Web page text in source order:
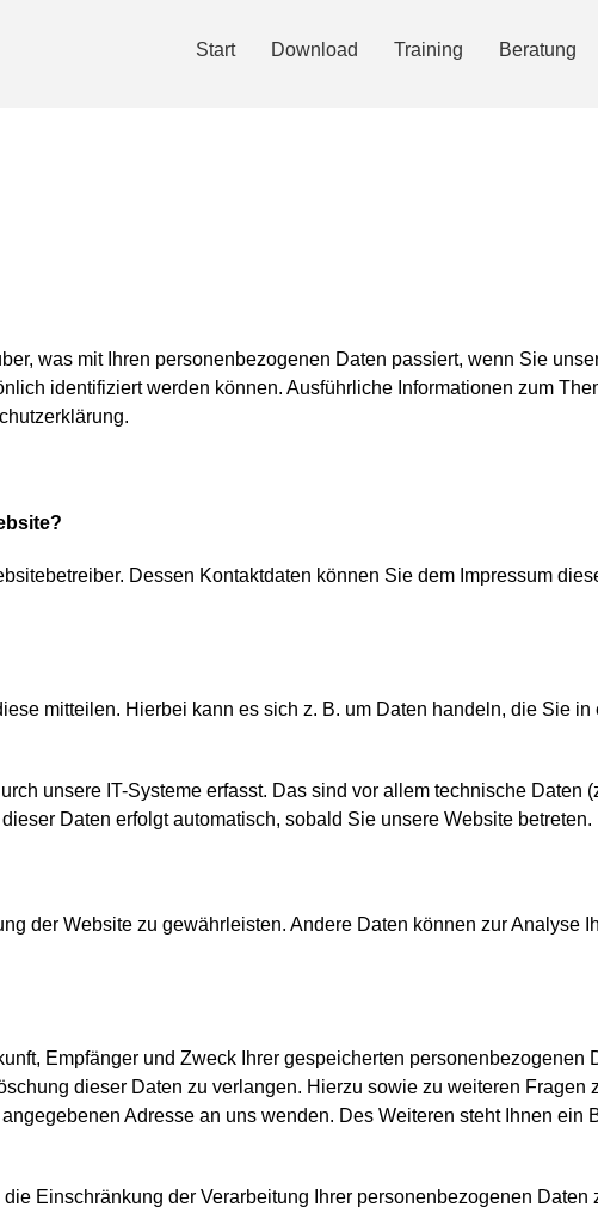
Start Download Training Beratung
was mit Ihren personenbezogenen Daten passiert, wenn Sie
identifiziert werden können. Ausführliche Informationen zum
Dessen Kontaktdaten können Sie dem Impressum
mitteilen. Hierbei kann es sich z. B. um Daten handeln, die Sie
unsere IT-Systeme erfasst. Das sind vor allem technische Daten
Daten erfolgt automatisch, sobald Sie unsere Website betreten.
der Website zu gewährleisten. Andere Daten können zur Analyse
Empfänger und Zweck Ihrer gespeicherten personenbezogenen
dieser Daten zu verlangen. Hierzu sowie zu weiteren Fragen
Adresse an uns wenden. Des Weiteren steht Ihnen ein
Einschränkung der Verarbeitung Ihrer personenbezogenen Daten